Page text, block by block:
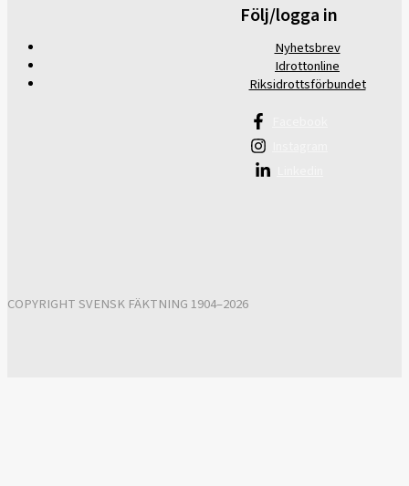
Följ/logga in
Nyhetsbrev
Idrottonline
Riksidrottsförbundet
COPYRIGHT SVENSK FÄKTNING 1904–2026